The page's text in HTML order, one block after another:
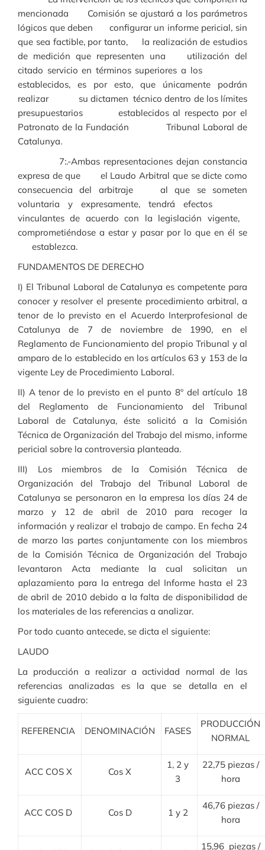
mencionada Comisión se ajustará a los parámetros
lógicos que deben configurar un informe pericial, sin
que sea factible, por tanto, la realización de estudios
de medición que representen una utilización del
citado servicio en términos superiores a los
establecidos, es por esto, que únicamente podrán
realizar su dictamen técnico dentro de los límites
presupuestarios establecidos al respecto por el
Patronato de la Fundación Tribunal Laboral de
Catalunya.
7:.-Ambas representaciones dejan constancia
expresa de que el Laudo Arbitral que se dicte como
consecuencia del arbitraje al que se someten
voluntaria y expresamente, tendrá efectos
vinculantes de acuerdo con la legislación vigente,
comprometiéndose a estar y pasar por lo que en él se
establezca.
FUNDAMENTOS DE DERECHO
I) El Tribunal Laboral de Catalunya es competente para
conocer y resolver el presente procedimiento arbitral, a
tenor de lo previsto en el Acuerdo Interprofesional de
Catalunya de 7 de noviembre de 1990, en el
Reglamento de Funcionamiento del propio Tribunal y al
amparo de lo establecido en los artículos 63 y 153 de la
vigente Ley de Procedimiento Laboral.
II) A tenor de lo previsto en el punto 8º del artículo 18
del Reglamento de Funcionamiento del Tribunal
Laboral de Catalunya, éste solicitó a la Comisión
Técnica de Organización del Trabajo del mismo, informe
pericial sobre la controversia planteada.
III) Los miembros de la Comisión Técnica de
Organización del Trabajo del Tribunal Laboral de
Catalunya se personaron en la empresa los días 24 de
marzo y 12 de abril de 2010 para recoger la
información y realizar el trabajo de campo. En fecha 24
de marzo las partes conjuntamente con los miembros
de la Comisión Técnica de Organización del Trabajo
levantaron Acta mediante la cual solicitan un
aplazamiento para la entrega del Informe hasta el 23
de abril de 2010 debido a la falta de disponibilidad de
los materiales de las referencias a analizar.
Por todo cuanto antecede, se dicta el siguiente:
LAUDO
La producción a realizar a actividad normal de las
referencias analizadas es la que se detalla en el
siguiente cuadro:
REFERENCIA DENOMINACIÓN FASES
PRODUCCIÓN
NORMAL
ACC COS X Cos X
1, 2 y
3
22,75 piezas /
hora
ACC COS D Cos D 1 y 2
46,76 piezas /
hora
15,96 piezas /